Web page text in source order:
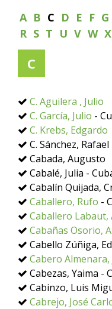
A B C D E F G
R S T U V W X
C
C. Aguilera , Julio
C. García, Julio -
C. Krebs, Edgardo
C. Sánchez, Rafael
Cabada, Augusto
Cabalé, Julia -
Cabalín Quijada,
Caballero, Rufo -
Caballero Labaut,
Cabañas Osorio,
Cabello Zúñiga,
Cabero Almenara,
Cabezas, Yaima -
Cabinzo, Luis
Cabrejo, José